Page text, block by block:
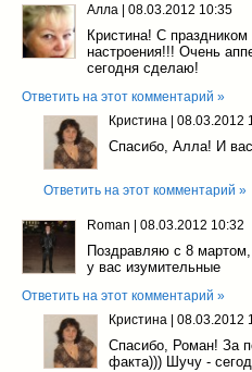
Алла | 08.03.2012 10:35
Кристина! С
настроения!!! Очень
сегодня сделаю!
Ответить на этот комментарий »
Кристина | 08.03.2012
Спасибо, Алла! И
Ответить на этот комментарий »
Roman | 08.03.2012 10:32
Поздравляю с 8
у вас изумительные
Ответить на этот комментарий »
Кристина | 08.03.2012
Спасибо, Роман! За
факта))) Шучу -